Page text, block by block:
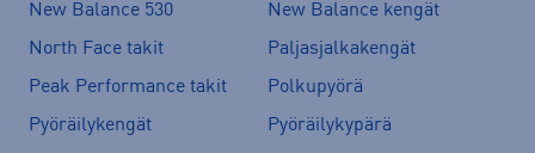
New Balance 530
New Balance kengät
North Face takit
Paljasjalkakengät
Peak Performance takit
Polkupyörä
Pyöräilykengät
Pyöräilykypärä